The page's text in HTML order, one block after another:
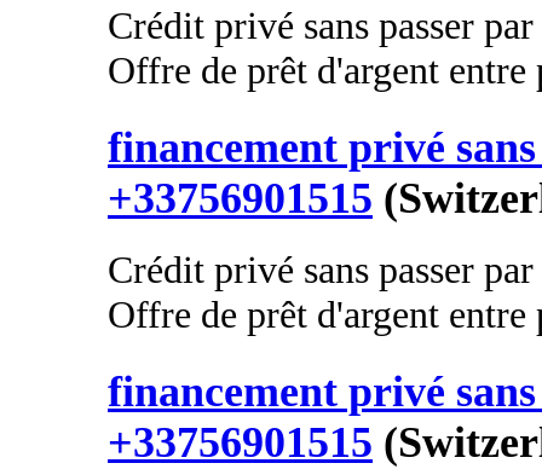
Crédit privé sans passer
Offre de prêt d'argent
financement privé
+33756901515
Crédit privé sans passer
Offre de prêt d'argent
financement privé
+33756901515